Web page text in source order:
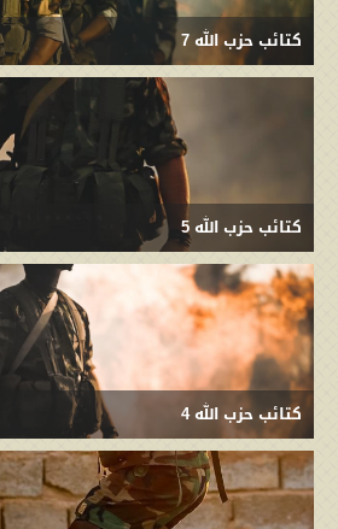
كتائب حزب الله 7
كتائب حزب الله 5
كتائب حزب الله 4